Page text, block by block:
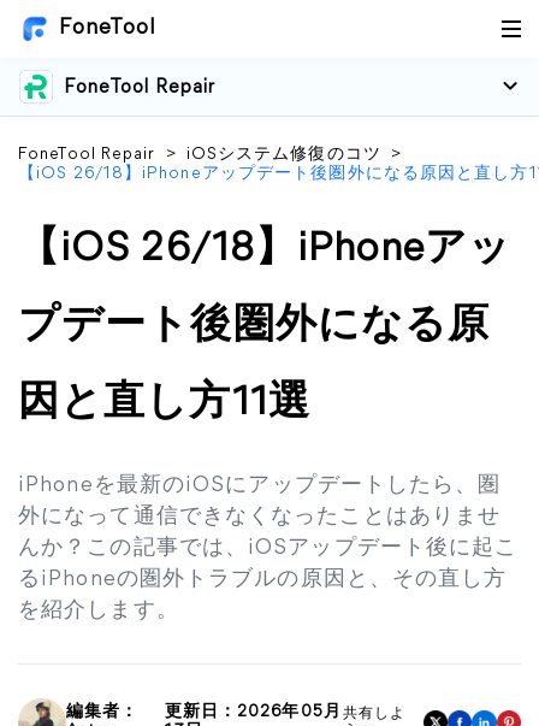
FoneTool
FoneTool Repair
FoneTool Repair > iOSシステム修復のコツ
>
【iOS 26/18】iPhoneアップデート後圏外になる原因と直し方
【iOS 26/18】iPhoneアッ
プデート後圏外になる原
因と直し方11選
iPhoneを最新のiOSにアップデートしたら、圏
外になって通信できなくなったことはありませ
んか？この記事では、iOSアップデート後に起こ
るiPhoneの圏外トラブルの原因と、その直し方
を紹介します。
編集者：
更新日：2026年05月 共有しよ